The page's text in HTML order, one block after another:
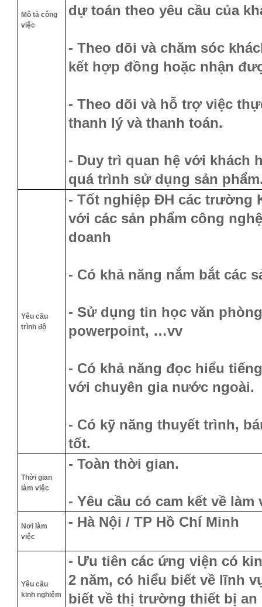
Mô tả công
việc
dự toán theo yêu cầu của
- Theo dõi và chăm sóc
kết hợp đồng hoặc nhận
- Theo dõi và hỗ trợ việc
thanh lý và thanh toán.
- Duy trì quan hệ với khách
quá trình sử dụng sản
Yêu cầu
trình độ
- Tốt nghiệp ĐH các trường
với các sản phẩm công
doanh
- Có khả năng nắm bắt các
- Sử dụng tin học văn
powerpoint, …vv
- Có khả năng đọc hiểu
với chuyên gia nước ngoài.
- Có kỹ năng thuyết trình,
tốt.
Thời gian
làm việc
- Toàn thời gian.
- Yêu cầu có cam kết về
Nơi làm
việc
- Hà Nội / TP Hồ Chí Minh
Yêu cầu
kinh nghiệm
- Ưu tiên các ứng viện có
2 năm, có hiểu biết về lĩnh
biết về thị trường thiết bị